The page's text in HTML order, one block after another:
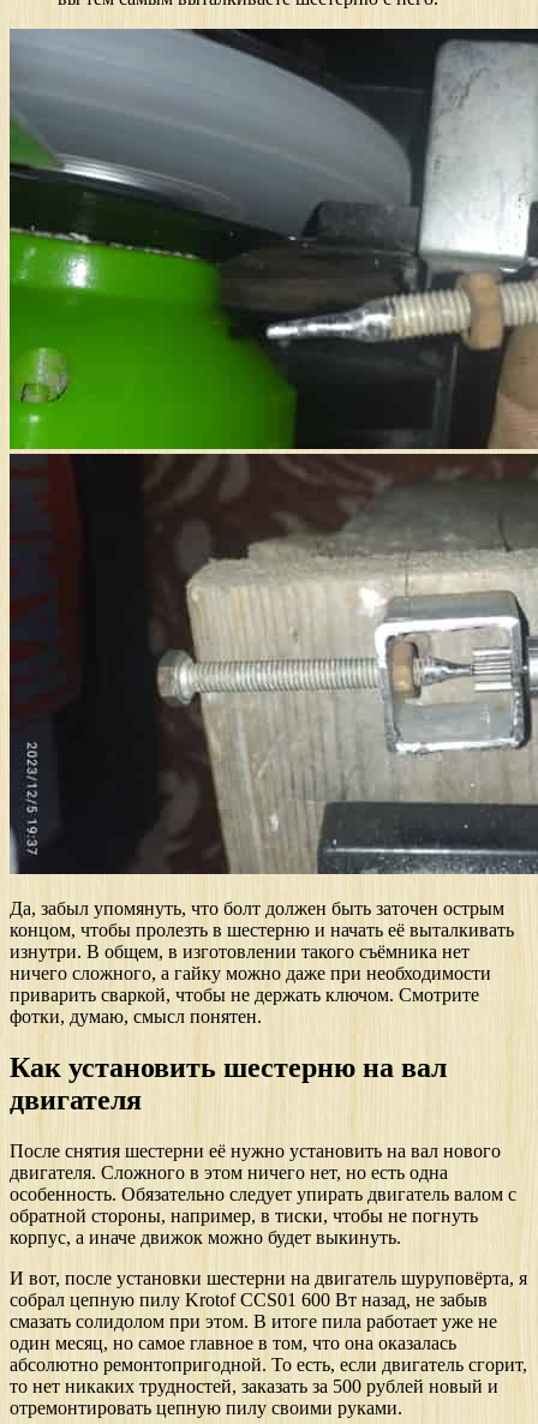
Да, забыл упомянуть, что болт должен быть заточен острым
концом, чтобы пролезть в шестерню и начать её выталкивать
изнутри. В общем, в изготовлении такого съёмника нет
ничего сложного, а гайку можно даже при необходимости
приварить сваркой, чтобы не держать ключом. Смотрите
фотки, думаю, смысл понятен.
Как установить шестерню на вал
двигателя
После снятия шестерни её нужно установить на вал нового
двигателя. Сложного в этом ничего нет, но есть одна
особенность. Обязательно следует упирать двигатель валом с
обратной стороны, например, в тиски, чтобы не погнуть
корпус, а иначе движок можно будет выкинуть.
И вот, после установки шестерни на двигатель шуруповёрта, я
собрал цепную пилу Krotof CCS01 600 Вт назад, не забыв
смазать солидолом при этом. В итоге пила работает уже не
один месяц, но самое главное в том, что она оказалась
абсолютно ремонтопригодной. То есть, если двигатель сгорит,
то нет никаких трудностей, заказать за 500 рублей новый и
отремонтировать цепную пилу своими руками.